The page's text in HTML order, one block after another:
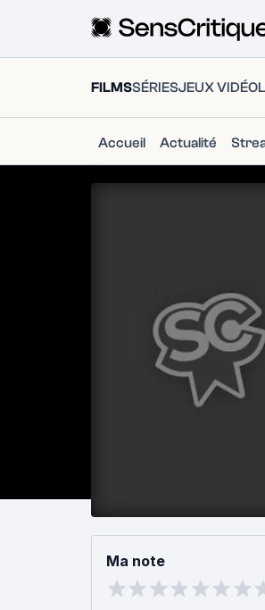
FILMSSÉRIESJEUX VIDÉO
Accueil Actualité
Ma note